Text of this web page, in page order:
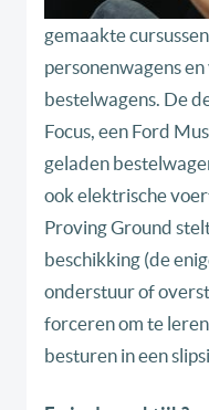
gemaakte
personenwagens
bestelwagens. De
Focus, een Ford
geladen
ook elektrische
Proving Ground
beschikking (de
onderstuur of
forceren om te
besturen in een